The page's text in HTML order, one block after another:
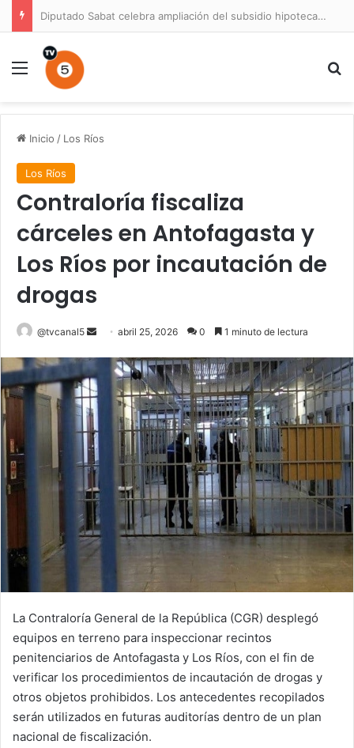
Diputado Sabat celebra ampliación del subsidio hipotecario con viviendas de hasta 6.000 UF
Menú
Inicio / Los Ríos
Los Ríos
Contraloría fiscaliza
cárceles en Antofagasta y
Los Ríos por incautación de
drogas
@tvcanal5
Send
email
abril 25, 2026 0 1 minuto de lectura
La Contraloría General de la República (CGR) desplegó
equipos en terreno para inspeccionar recintos
penitenciarios de Antofagasta y Los Ríos, con el fin de
verificar los procedimientos de incautación de drogas y
otros objetos prohibidos. Los antecedentes recopilados
serán utilizados en futuras auditorías dentro de un plan
nacional de fiscalización.